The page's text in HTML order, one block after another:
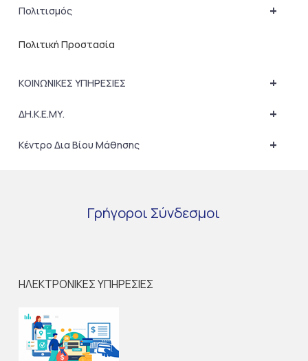
+
Πολιτισμός
Πολιτική Προστασία
+
ΚΟΙΝΩΝΙΚΕΣ ΥΠΗΡΕΣΙΕΣ
+
ΔΗ.Κ.Ε.ΜΥ.
+
Κέντρο Δια Βίου Μάθησης
Γρήγοροι Σύνδεσμοι
ΗΛΕΚΤΡΟΝΙΚΕΣ ΥΠΗΡΕΣΙΕΣ